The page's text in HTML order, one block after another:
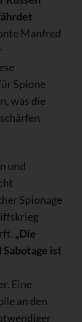
Manfred
Spione
was die
und
Spionage
„Die
Sabotage ist
Eine
an den